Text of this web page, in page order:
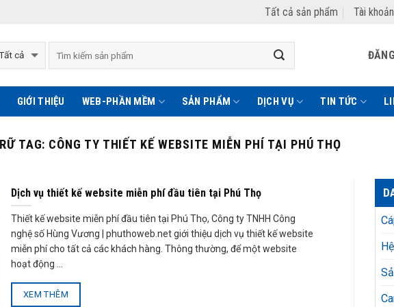
Tất cả sản phẩm Tài
GIỚI THIỆU WEB-PHẦN MỀM SẢN PHẨM DỊCH VỤ TIN TỨC
TAG: CÔNG TY THIẾT KẾ WEBSITE MIỄN PHÍ TẠI PHÚ THỌ
Dịch vụ thiết kế website miễn phí đầu tiên tại Phú Thọ
Thiết kế website miễn phí đầu tiên tại Phú Thọ, Công ty TNHH Công
nghệ số Hùng Vương | phuthoweb.net giới thiệu dịch vụ thiết kế website
miễn phí cho tất cả các khách hàng. Thông thường, để một website
hoạt động ...
XEM THÊM